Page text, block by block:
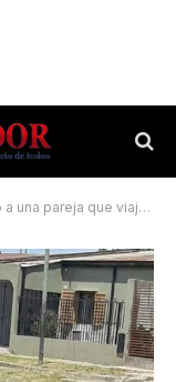
que viajaba en una moto